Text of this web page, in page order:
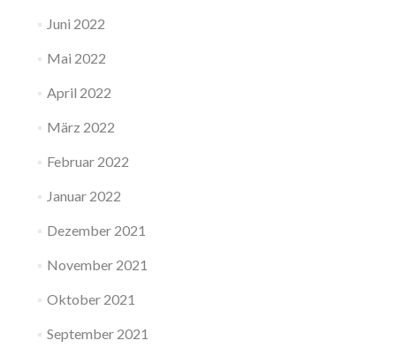
Juni 2022
Mai 2022
April 2022
März 2022
Februar 2022
Januar 2022
Dezember 2021
November 2021
Oktober 2021
September 2021